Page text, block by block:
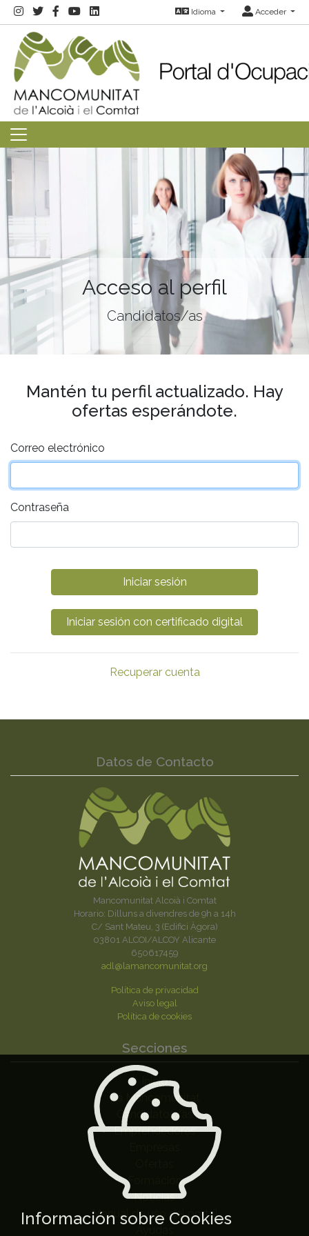
Idioma Acceder
Acceso al perfil
Candidatos/as
Mantén tu perfil actualizado. Hay
ofertas esperándote.
Correo electrónico
Contraseña
Recuperar cuenta
Datos de Contacto
Mancomunitat Alcoià i Comtat
Horario: Dilluns a divendres de 9h a 14h
C/ Sant Mateu, 3 (Edifici Àgora)
03801 ALCOI/ALCOY Alicante
650617459
adl@lamancomunitat.org
Política de privacidad
Aviso legal
Política de cookies
Secciones
Inicio
La Mancomunitat
Candidatos/as
Emprendedores
Formación
Noticias
Manual de uso del portal
Información sobre Cookies